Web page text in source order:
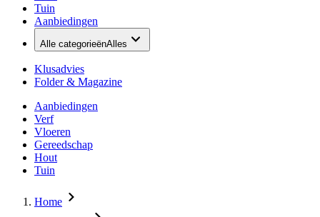
Tuin
Aanbiedingen
Alle categorieënAlles
Klusadvies
Folder & Magazine
Aanbiedingen
Verf
Vloeren
Gereedschap
Hout
Tuin
Home